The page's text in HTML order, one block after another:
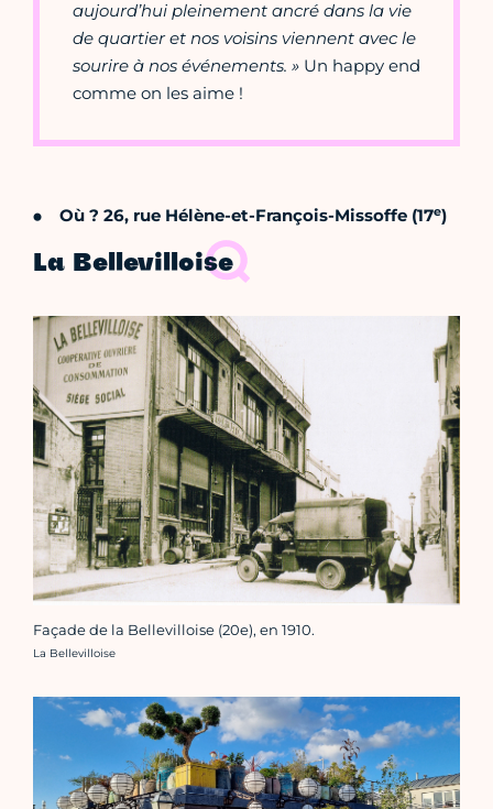
aujourd’hui pleinement ancré dans la vie
de quartier et nos voisins viennent avec le
sourire à nos événements. » Un happy end
comme on les aime !
Où ? 26, rue Hélène-et-François-Missoffe (17e)
La Bellevilloise
Façade de la Bellevilloise (20e), en 1910.
Crédit photo :
La Bellevilloise